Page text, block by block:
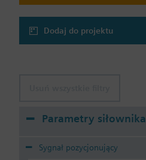
Dodaj do projektu
Parametry siłownika
Sygnał pozycjonujący